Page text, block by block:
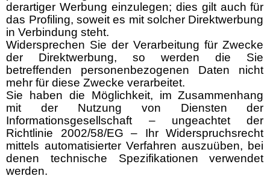
derartiger Werbung einzulegen; dies gilt auch für
das Profiling, soweit es mit solcher Direktwerbung
in Verbindung steht.
Widersprechen Sie der Verarbeitung für Zwecke
der Direktwerbung, so werden die Sie
betreffenden personenbezogenen Daten nicht
mehr für diese Zwecke verarbeitet.
Sie haben die Möglichkeit, im Zusammenhang
mit der Nutzung von Diensten der
Informationsgesellschaft – ungeachtet der
Richtlinie 2002/58/EG – Ihr Widerspruchsrecht
mittels automatisierter Verfahren auszuüben, bei
denen technische Spezifikationen verwendet
werden.